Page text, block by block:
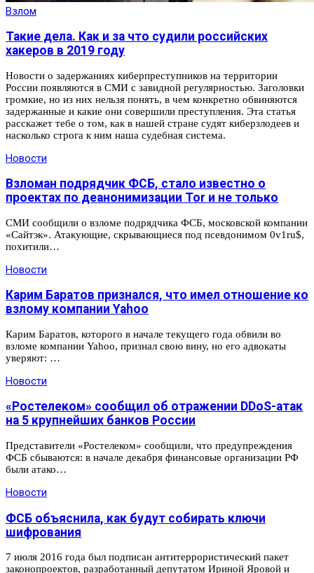
Взлом
Такие дела. Как и за что судили российских
хакеров в 2019 году
Новости о задержаниях киберпреступников на территории
России появляются в СМИ с завидной регулярностью. Заголовки
громкие, но из них нельзя понять, в чем конкретно обвиняются
задержанные и какие они совершили преступления. Эта статья
расскажет тебе о том, как в нашей стране судят киберзлодеев и
насколько строга к ним наша судебная система.
Новости
Взломан подрядчик ФСБ, стало известно о
проектах по деанонимизации Tor и не только
СМИ сообщили о взломе подрядчика ФСБ, московской компании
«Сайтэк». Атакующие, скрывающиеся под псевдонимом 0v1ru$,
похитили…
Новости
Карим Баратов признался, что имел отношение ко
взлому компании Yahoo
Карим Баратов, которого в начале текущего года обвили во
взломе компании Yahoo, признал свою вину, но его адвокаты
уверяют: …
Новости
«Ростелеком» сообщил об отражении DDoS-атак
на 5 крупнейших банков России
Представители «Ростелеком» сообщили, что предупреждения
ФСБ сбываются: в начале декабря финансовые организации РФ
были атако…
Новости
ФСБ объяснила, как будут собирать ключи
шифрования
7 июля 2016 года был подписан антитеррористический пакет
законопроектов, разработанный депутатом Ириной Яровой и